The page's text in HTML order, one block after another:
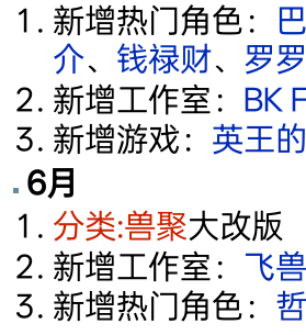
新增热门角色：
介、 钱禄财、 罗
新增工作室： BK
新增游戏： 英王
6月
分类:兽聚大改版
新增工作室： 飞
新增热门角色：